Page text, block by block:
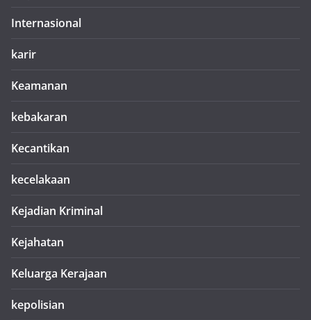
Internasional
karir
Keamanan
kebakaran
Kecantikan
kecelakaan
Kejadian Kriminal
Kejahatan
Keluarga Kerajaan
kepolisian